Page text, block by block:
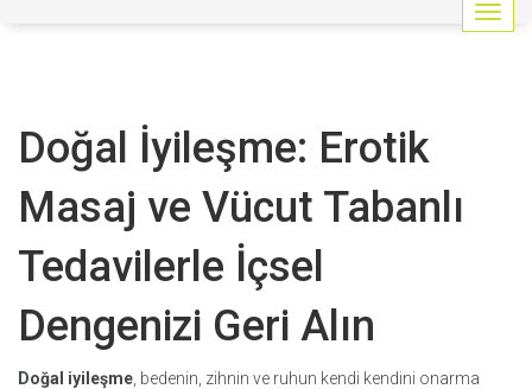
G
e
Doğal İyileşme: Erotik
Masaj ve Vücut Tabanlı
Tedavilerle İçsel
Dengenizi Geri Alın
Doğal iyileşme bedenin, zihnin ve ruhun kendi kendini onarma